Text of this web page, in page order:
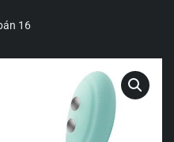
đánh giá
16